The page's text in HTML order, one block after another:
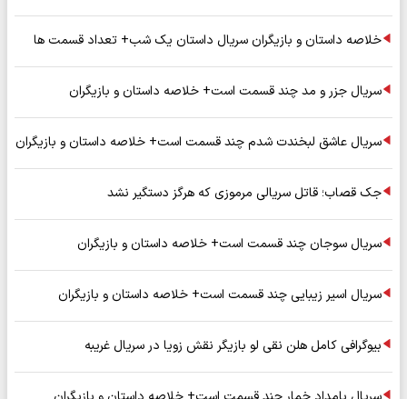
خلاصه داستان و بازیگران سریال داستان یک شب+ تعداد قسمت ها
سریال جزر و مد چند قسمت است+ خلاصه داستان و بازیگران
سریال عاشق لبخندت شدم چند قسمت است+ خلاصه داستان و بازیگران
جک قصاب؛ قاتل سریالی مرموزی که هرگز دستگیر نشد
سریال سوجان چند قسمت است+ خلاصه داستان و بازیگران
سریال اسیر زیبایی چند قسمت است+ خلاصه داستان و بازیگران
بیوگرافی کامل هلن نقی لو بازیگر نقش زویا در سریال غریبه